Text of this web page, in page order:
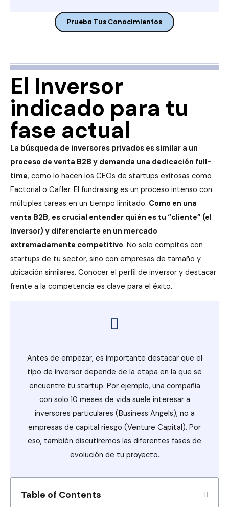
Prueba Tus Conocimientos
El Inversor
indicado para tu
fase actual
La búsqueda de inversores privados es similar a un
proceso de venta B2B y demanda una dedicación full-
time, como lo hacen los CEOs de startups exitosas como
Factorial o Cafler. El fundraising es un proceso intenso con
múltiples tareas en un tiempo limitado. Como en una
venta B2B, es crucial entender quién es tu “cliente” (el
inversor) y diferenciarte en un mercado
extremadamente competitivo. No solo compites con
startups de tu sector, sino con empresas de tamaño y
ubicación similares. Conocer el perfil de inversor y destacar
frente a la competencia es clave para el éxito.
Antes de empezar, es importante destacar que el
tipo de inversor depende de la etapa en la que se
encuentre tu startup. Por ejemplo, una compañía
con solo 10 meses de vida suele interesar a
inversores particulares (Business Angels), no a
empresas de capital riesgo (Venture Capital). Por
eso, también discutiremos las diferentes fases de
evolución de tu proyecto.
Table of Contents